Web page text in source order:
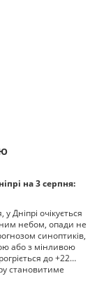
на 3 серпня:
Дніпрі очікується
небом, опади не
синоптиків,
або з мінливою
до +22…
становитиме